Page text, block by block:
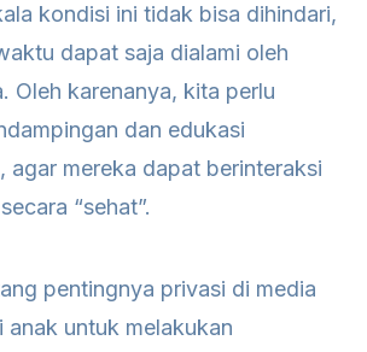
kondisi ini tidak bisa dihindari,
dapat saja dialami oleh
Oleh karenanya, kita perlu
dan edukasi
agar mereka dapat berinteraksi
“sehat”.
pentingnya privasi di media
anak untuk melakukan